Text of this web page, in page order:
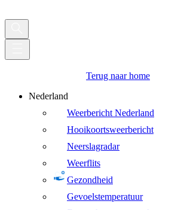
Terug naar home
Nederland
Weerbericht Nederland
Hooikoortsweerbericht
Neerslagradar
Weerflits
Gezondheid
Gevoelstemperatuur